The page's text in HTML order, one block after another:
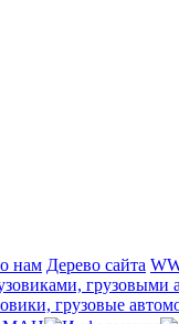
нам Дерево сайта
грузовые